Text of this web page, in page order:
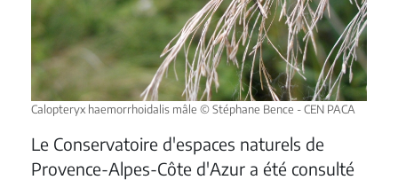
Calopteryx haemorrhoidalis mâle © Stéphane Bence - CEN PACA
Le Conservatoire d'espaces naturels de
Provence-Alpes-Côte d'Azur a été consulté